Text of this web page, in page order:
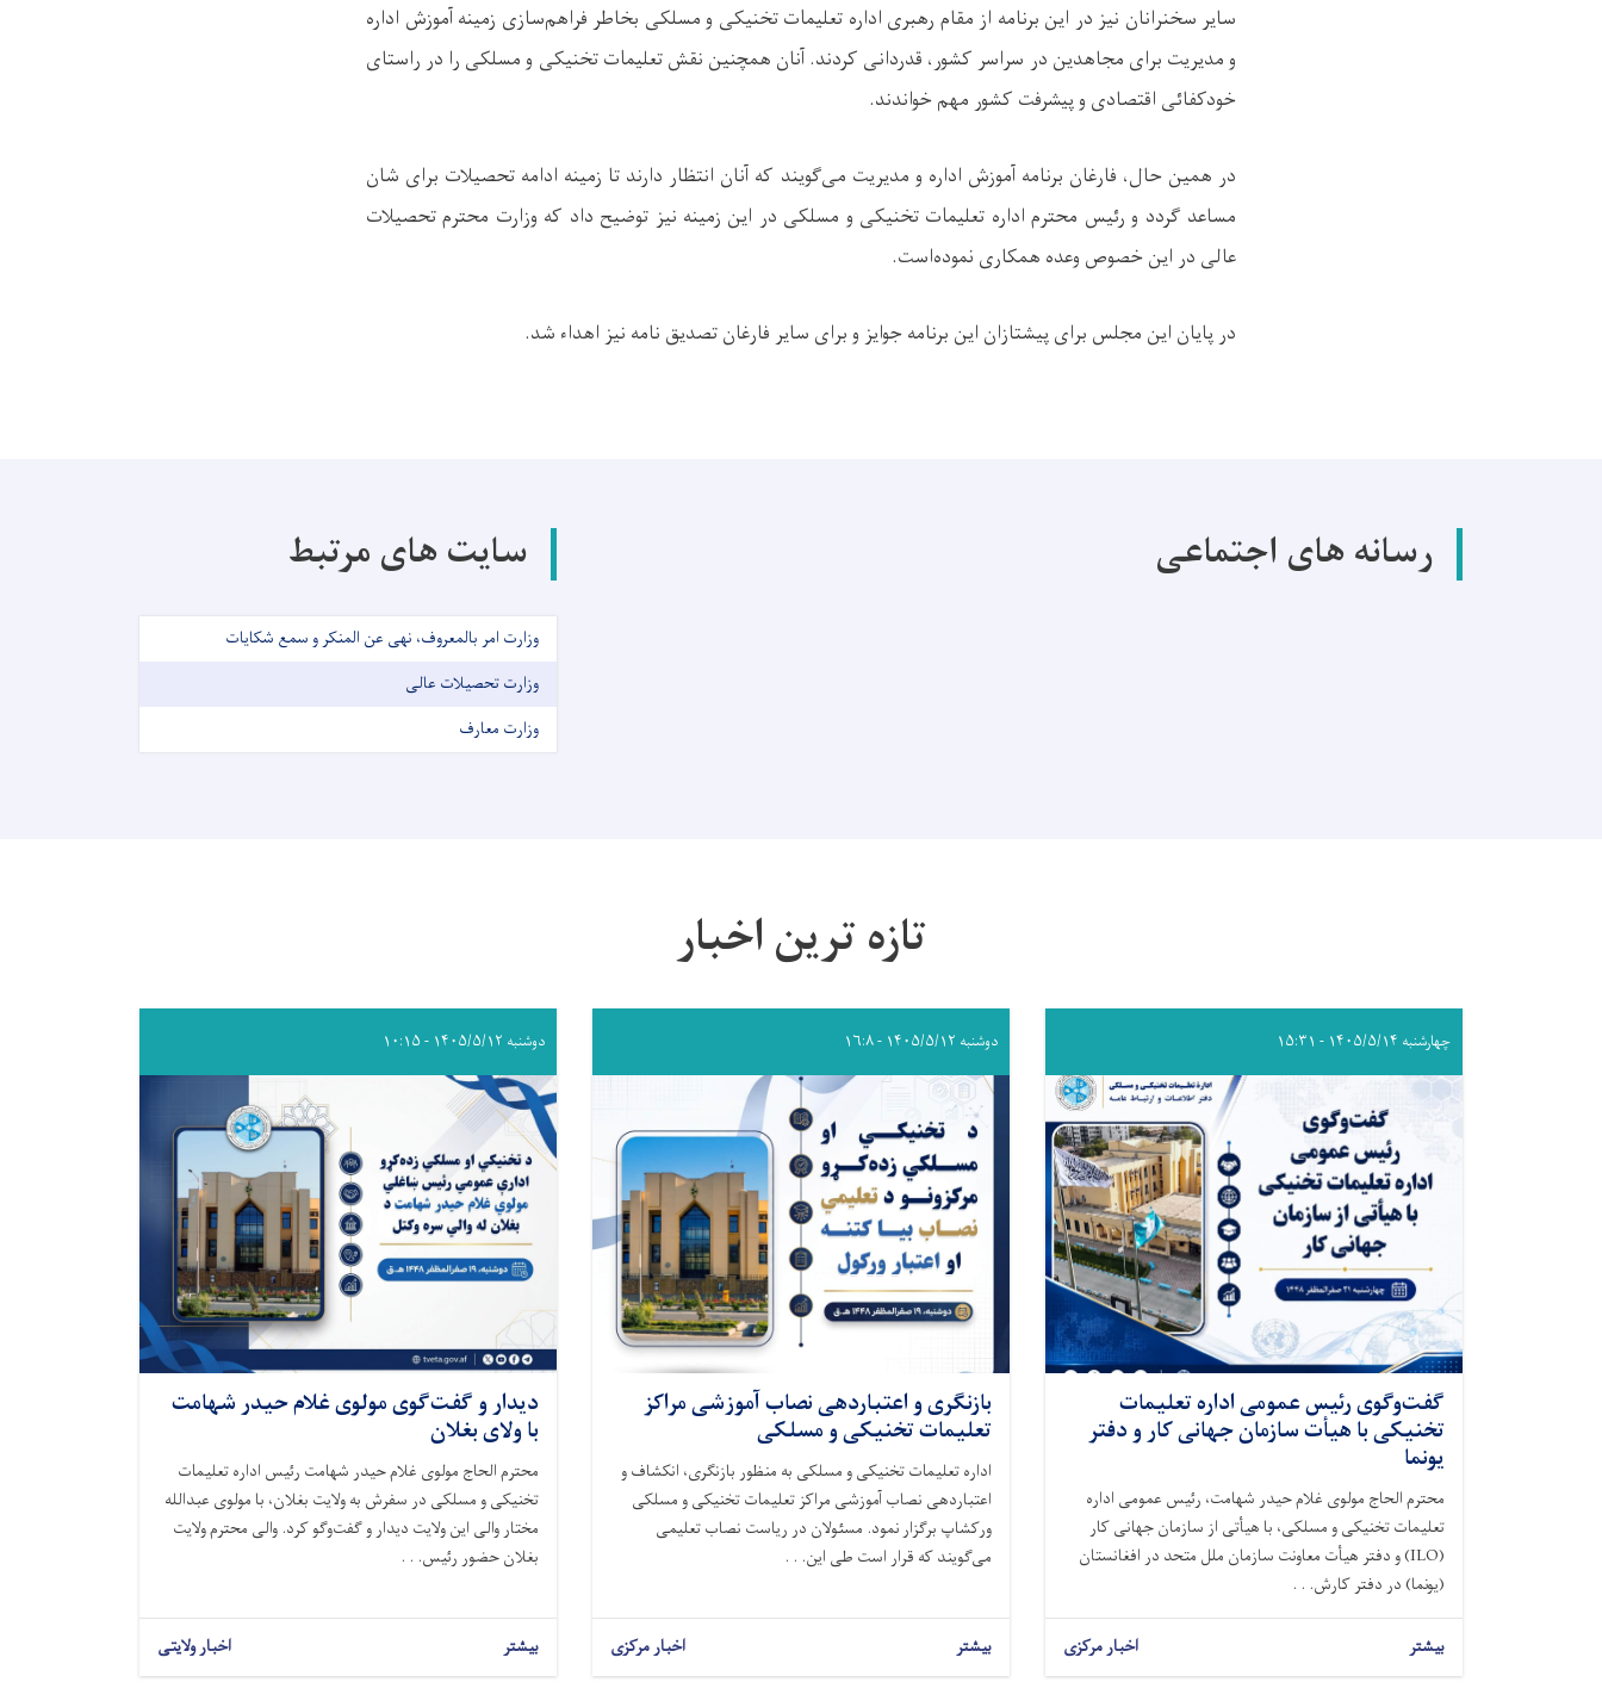
سایر سخنرانان نیز در این برنامه از مقام رهبری اداره تعلیمات تخنیکی و مسلکی بخاطر فراهم‌سازی زمینه آموزش اداره
و مدیریت برای مجاهدین در سراسر کشور، قدردانی کردند. آنان همچنین نقش تعلیمات تخنیکی و مسلکی را در راستای
خودکفائی اقتصادی و پیشرفت کشور مهم خواندند.
در همین حال، فارغان برنامه آموزش اداره و مدیریت می‌گویند که آنان انتظار دارند تا زمینه ادامه تحصیلات برای شان
مساعد گردد و رئیس محترم اداره تعلیمات تخنیکی و مسلکی در این زمینه نیز توضیح داد که وزارت محترم تحصیلات
عالی در این خصوص وعده همکاری نموده‌است.
در پایان این مجلس برای پیشتازان این برنامه جوایز و برای سایر فارغان تصدیق نامه نیز اهداء شد.
رسانه های اجتماعی سایت های مرتبط
وزارت امر بالمعروف، نهی عن المنکر و سمع شکایات
وزارت تحصیلات عالی
وزارت معارف
تازه ترین اخبار
چهارشنبه ۱۴۰۵/۵/۱۴ - ۱۵:۳۱
گفت‌وگوی رئیس عمومی اداره تعلیمات
تخنیکی با هیأت سازمان جهانی کار و دفتر
یونما
محترم الحاج مولوی غلام حیدر شهامت، رئیس عمومی اداره
تعلیمات تخنیکی و مسلکی، با هیأتی از سازمان جهانی کار
(ILO) و دفتر هیأت معاونت سازمان ملل متحد در افغانستان
(یونما) در دفتر کارش. . .
بیشتر اخبار مرکزی
دوشنبه ۱۴۰۵/۵/۱۲ - ۱۶:۸
بازنگری و اعتباردهی نصاب آموزشی مراکز
تعلیمات تخنیکی و مسلکی
اداره تعلیمات تخنیکی و مسلکی به منظور بازنگری، انکشاف و
اعتباردهی نصاب آموزشی مراکز تعلیمات تخنیکی و مسلکی
ورکشاپ برگزار نمود. مسئولان در ریاست نصاب تعلیمی
می‌گویند که قرار است طی این. . .
بیشتر اخبار مرکزی
دوشنبه ۱۴۰۵/۵/۱۲ - ۱۰:۱۵
دیدار و گفت‌گوی مولوی غلام حیدر شهامت
با ولای بغلان
محترم الحاج مولوی غلام حیدر شهامت رئیس اداره تعلیمات
تخنیکی و مسلکی در سفرش به ولایت بغلان، با مولوی عبدالله
مختار والی این ولایت دیدار و گفت‌وگو کرد. والی محترم ولایت
بغلان حضور رئیس. . .
بیشتر اخبار ولایتی